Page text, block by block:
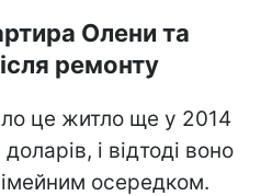
Олени та
ремонту
це житло ще у 2014
і відтоді воно
осередком.